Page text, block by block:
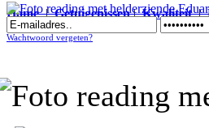
Home|Getuigenissen|Kwaliteit|
Foto reading met helderziende Eduardo
Wachtwoord vergeten?